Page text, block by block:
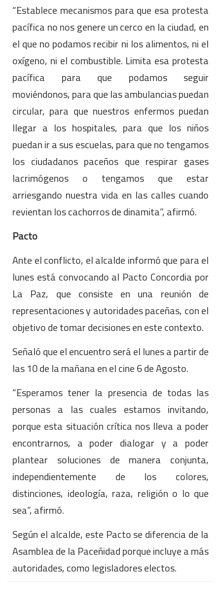
“Establece mecanismos para que esa protesta
pacífica no nos genere un cerco en la ciudad, en
el que no podamos recibir ni los alimentos, ni el
oxígeno, ni el combustible. Limita esa protesta
pacífica para que podamos seguir
moviéndonos, para que las ambulancias puedan
circular, para que nuestros enfermos puedan
llegar a los hospitales, para que los niños
puedan ir a sus escuelas, para que no tengamos
los ciudadanos paceños que respirar gases
lacrimógenos o tengamos que estar
arriesgando nuestra vida en las calles cuando
revientan los cachorros de dinamita”, afirmó.
Pacto
Ante el conflicto, el alcalde informó que para el
lunes está convocando al Pacto Concordia por
La Paz, que consiste en una reunión de
representaciones y autoridades paceñas, con el
objetivo de tomar decisiones en este contexto.
Señaló que el encuentro será el lunes a partir de
las 10 de la mañana en el cine 6 de Agosto.
“Esperamos tener la presencia de todas las
personas a las cuales estamos invitando,
porque esta situación crítica nos lleva a poder
encontrarnos, a poder dialogar y a poder
plantear soluciones de manera conjunta,
independientemente de los colores,
distinciones, ideología, raza, religión o lo que
sea”, afirmó.
Según el alcalde, este Pacto se diferencia de la
Asamblea de la Paceñidad porque incluye a más
autoridades, como legisladores electos.